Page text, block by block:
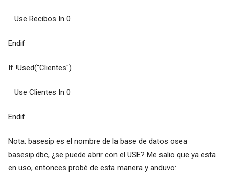
Use Recibos In 0
Endif
If !Used("Clientes")
Use Clientes In 0
Endif
Nota: basesip es el nombre de la base de datos osea
basesip.dbc, ¿se puede abrir con el USE? Me salio que ya esta
en uso, entonces probé de esta manera y anduvo: